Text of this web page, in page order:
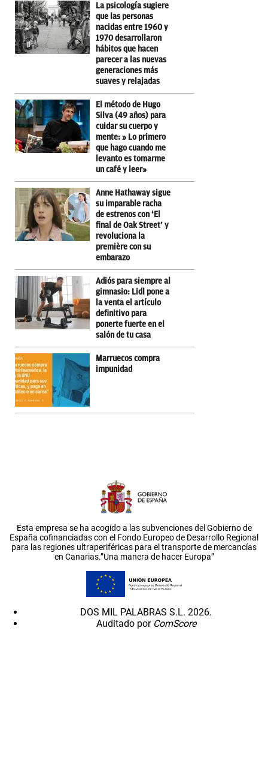
La psicología sugiere
que las personas
nacidas entre 1960 y
1970 desarrollaron
hábitos que hacen
parecer a las nuevas
generaciones más
suaves y relajadas
El método de Hugo
Silva (49 años) para
cuidar su cuerpo y
mente: » Lo primero
que hago cuando me
levanto es tomarme
un café y leer»
Anne Hathaway sigue
su imparable racha
de estrenos con ‘El
final de Oak Street’ y
revoluciona la
première con su
embarazo
Adiós para siempre al
gimnasio: Lidl pone a
la venta el artículo
definitivo para
ponerte fuerte en el
salón de tu casa
Marruecos compra
impunidad
Esta empresa se ha acogido a las subvenciones del Gobierno de
España cofinanciadas con el Fondo Europeo de Desarrollo Regional
para las regiones ultraperiféricas para el transporte de mercancías
en Canarias.”Una manera de hacer Europa”
DOS MIL PALABRAS S.L. 2026.
Auditado por ComScore